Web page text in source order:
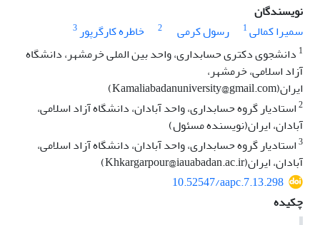
نویسندگان
سمیرا کمالی1 رسول کرمی 2 خاطره کارگرپور3
1 دانشجوی دکتری حسابداری، واحد بین الملی خرمشهر، دانشگاه
آزاد اسلامی، خرمشهر،
ایران(Kamaliabadanuniversity@gmail.com)
2استادیار گروه حسابداری، واحد آبادان، دانشگاه آزاد اسلامی،
آبادان، ایران(نویسنده مسئول)
3استادیار گروه حسابداری، واحد آبادان، دانشگاه آزاد اسلامی،
آبادان، ایران(Khkargarpour@iauabadan.ac.ir)
10.52547/aapc.7.13.298
چکیده